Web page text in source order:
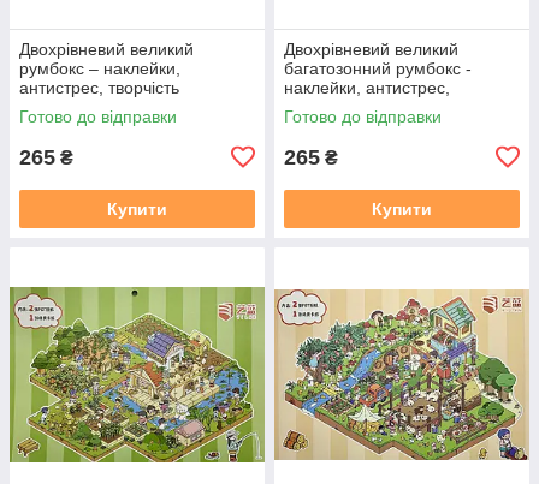
Двохрівневий великий
румбокс – наклейки,
антистрес, творчість
"Ідеальний дім"
Готово до відправки
265 ₴
Купити
Двохрівневий великий
багатозонний румбокс -
наклейки, антистрес,
творчість "Котяча вілла"
Готово до відправки
265 ₴
Купити